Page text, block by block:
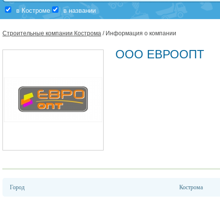
в Костроме в названии
Строительные компании Кострома / Информация о компании
ООО ЕВРООПТ
Город Кострома